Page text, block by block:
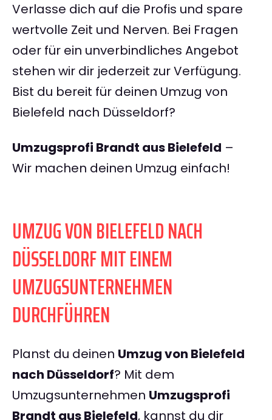
Verlasse dich auf die Profis und spare
wertvolle Zeit und Nerven. Bei Fragen
oder für ein unverbindliches Angebot
stehen wir dir jederzeit zur Verfügung.
Bist du bereit für deinen Umzug von
Bielefeld nach Düsseldorf?
Umzugsprofi Brandt aus Bielefeld –
Wir machen deinen Umzug einfach!
UMZUG VON BIELEFELD NACH
DÜSSELDORF MIT EINEM
UMZUGSUNTERNEHMEN
DURCHFÜHREN
Planst du deinen Umzug von Bielefeld
nach Düsseldorf? Mit dem
Umzugsunternehmen Umzugsprofi
Brandt aus Bielefeld, kannst du dir